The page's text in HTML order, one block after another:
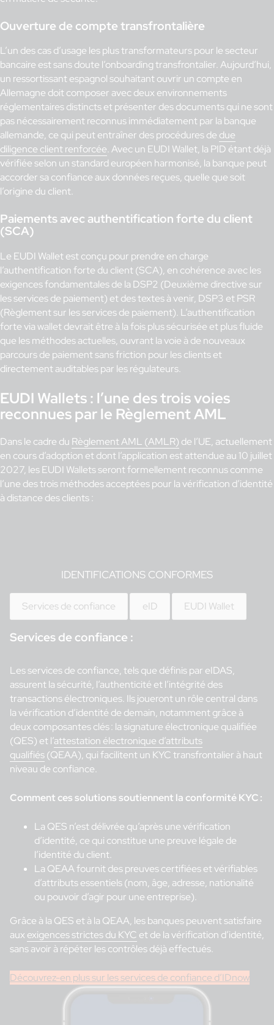
Ouverture de compte transfrontalière
L’un des cas d’usage les plus transformateurs pour le secteur
bancaire est sans doute l’onboarding transfrontalier. Aujourd’hui,
un ressortissant espagnol souhaitant ouvrir un compte en
Allemagne doit composer avec deux environnements
réglementaires distincts et présenter des documents qui ne sont
pas nécessairement reconnus immédiatement par la banque
allemande, ce qui peut entraîner des procédures de due
diligence client renforcée. Avec un EUDI Wallet, la PID étant déjà
vérifiée selon un standard européen harmonisé, la banque peut
accorder sa confiance aux données reçues, quelle que soit
l’origine du client.
Paiements avec authentification forte du client
(SCA)
Le EUDI Wallet est conçu pour prendre en charge
l’authentification forte du client (SCA), en cohérence avec les
exigences fondamentales de la DSP2 (Deuxième directive sur
les services de paiement) et des textes à venir, DSP3 et PSR
(Règlement sur les services de paiement). L’authentification
forte via wallet devrait être à la fois plus sécurisée et plus fluide
que les méthodes actuelles, ouvrant la voie à de nouveaux
parcours de paiement sans friction pour les clients et
directement auditables par les régulateurs.
EUDI Wallets : l’une des trois voies
reconnues par le Règlement AML
Dans le cadre du Règlement AML (AMLR) de l’UE, actuellement
en cours d’adoption et dont l’application est attendue au 10 juillet
2027, les EUDI Wallets seront formellement reconnus comme
l’une des trois méthodes acceptées pour la vérification d’identité
à distance des clients :
IDENTIFICATIONS CONFORMES
Services de confiance eID EUDI Wallet
Services de confiance :
Les services de confiance, tels que définis par eIDAS,
assurent la sécurité, l’authenticité et l’intégrité des
transactions électroniques. Ils joueront un rôle central dans
la vérification d’identité de demain, notamment grâce à
deux composantes clés : la signature électronique qualifiée
(QES) et l’attestation électronique d’attributs
qualifiés(QEAA), qui facilitent un KYC transfrontalier à haut
niveau de confiance.
Comment ces solutions soutiennent la conformité KYC :
La QES n’est délivrée qu’après une vérification
d’identité, ce qui constitue une preuve légale de
l’identité du client.
La QEAA fournit des preuves certifiées et vérifiables
d’attributs essentiels (nom, âge, adresse, nationalité
ou pouvoir d’agir pour une entreprise).
Grâce à la QES et à la QEAA, les banques peuvent satisfaire
aux exigences strictes du KYC et de la vérification d’identité,
sans avoir à répéter les contrôles déjà effectués.
Découvrez-en plus sur les services de confiance d’IDnow